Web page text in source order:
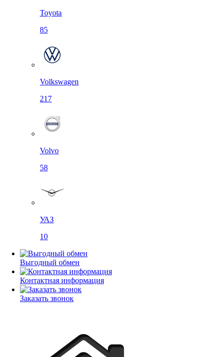
Toyota
85
Volkswagen
217
Volvo
58
УАЗ
10
Выгодный обмен
Контактная информация
Заказать звонок